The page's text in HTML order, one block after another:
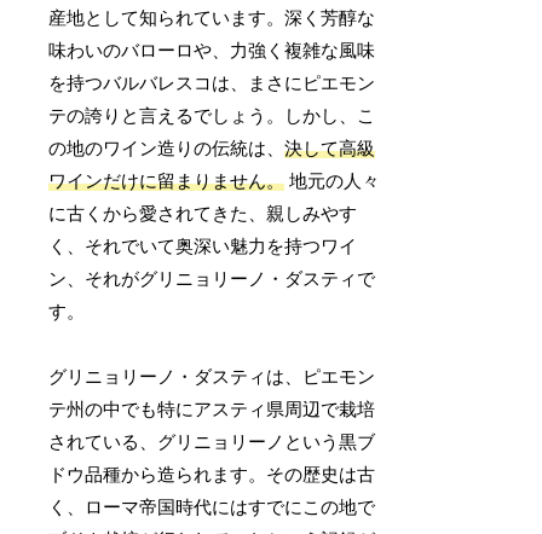
産地として知られています。深く芳醇な
味わいのバローロや、力強く複雑な風味
を持つバルバレスコは、まさにピエモン
テの誇りと言えるでしょう。しかし、こ
の地のワイン造りの伝統は、決して高級
ワインだけに留まりません。 地元の人々
に古くから愛されてきた、親しみやす
く、それでいて奥深い魅力を持つワイ
ン、それがグリニョリーノ・ダスティで
す。
グリニョリーノ・ダスティは、ピエモン
テ州の中でも特にアスティ県周辺で栽培
されている、グリニョリーノという黒ブ
ドウ品種から造られます。その歴史は古
く、ローマ帝国時代にはすでにこの地で